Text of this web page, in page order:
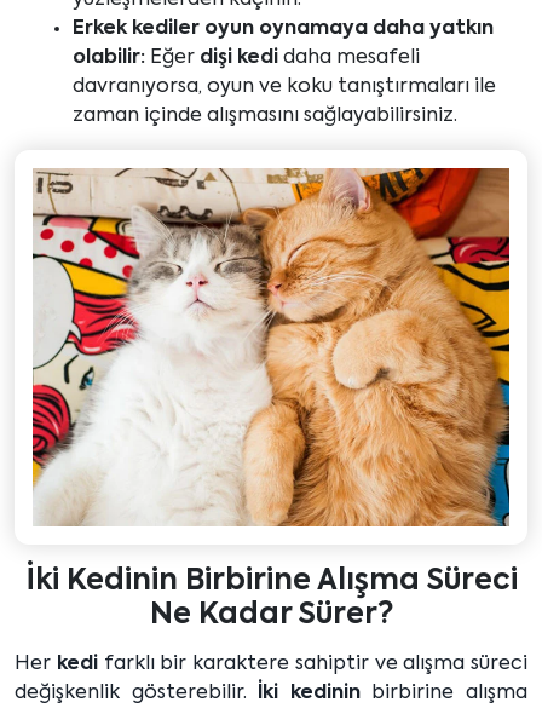
Erkek kediler oyun oynamaya daha yatkın
olabilir: Eğer dişi kedi daha mesafeli
davranıyorsa, oyun ve koku tanıştırmaları ile
zaman içinde alışmasını sağlayabilirsiniz.
İki Kedinin Birbirine Alışma Süreci
Ne Kadar Sürer?
Her kedifarklı bir karaktere sahiptir ve alışma süreci
değişkenlik gösterebilir.
İki kedininbirbirine alışma